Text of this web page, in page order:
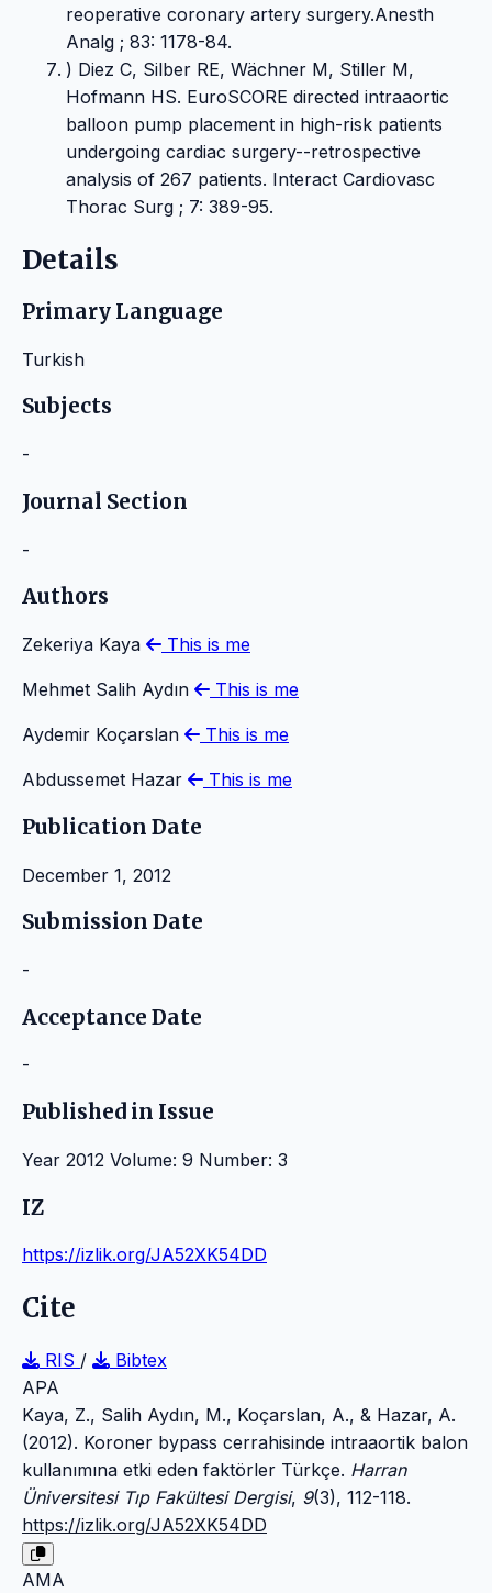
reoperative coronary artery surgery.Anesth
Analg ; 83: 1178-84.
) Diez C, Silber RE, Wächner M, Stiller M,
Hofmann HS. EuroSCORE directed intraaortic
balloon pump placement in high-risk patients
undergoing cardiac surgery--retrospective
analysis of 267 patients. Interact Cardiovasc
Thorac Surg ; 7: 389-95.
Details
Primary Language
Turkish
Subjects
-
Journal Section
-
Authors
Zekeriya Kaya This is me
Mehmet Salih Aydın This is me
Aydemir Koçarslan This is me
Abdussemet Hazar This is me
Publication Date
December 1, 2012
Submission Date
-
Acceptance Date
-
Published in Issue
Year 2012 Volume: 9 Number: 3
IZ
https://izlik.org/JA52XK54DD
Cite
RIS /
Bibtex
APA
Kaya, Z., Salih Aydın, M., Koçarslan, A., & Hazar, A.
(2012). Koroner bypass cerrahisinde intraaortik balon
kullanımına etki eden faktörler Türkçe. Harran
Üniversitesi Tıp Fakültesi Dergisi, 9(3), 112-118.
https://izlik.org/JA52XK54DD
AMA